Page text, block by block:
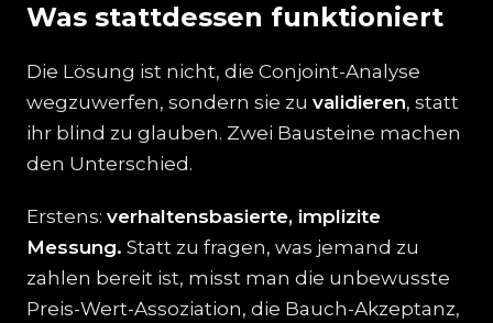
Was stattdessen funktioniert
Die Lösung ist nicht, die Conjoint-Analyse
wegzuwerfen, sondern sie zu validieren, statt
ihr blind zu glauben. Zwei Bausteine machen
den Unterschied.
Erstens: verhaltensbasierte, implizite
Messung. Statt zu fragen, was jemand zu
zahlen bereit ist, misst man die unbewusste
Preis-Wert-Assoziation, die Bauch-Akzeptanz,